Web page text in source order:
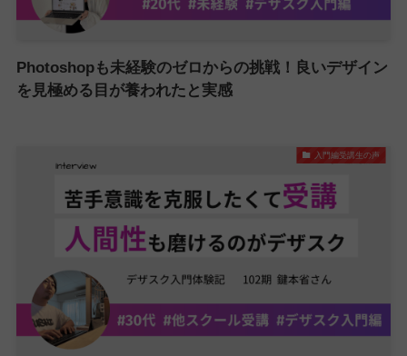
Photoshopも未経験のゼロからの挑戦！良いデザイン
を見極める目が養われたと実感
入門編受講生の声